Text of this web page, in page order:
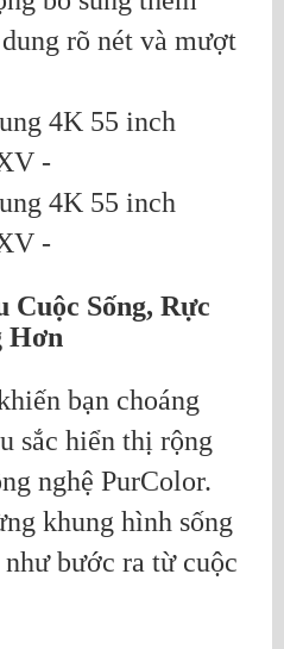
rõ nét và mượt
Cuộc Sống, Rực
Hơn
bạn choáng
sắc hiển thị rộng
nghệ PurColor.
khung hình sống
bước ra từ cuộc